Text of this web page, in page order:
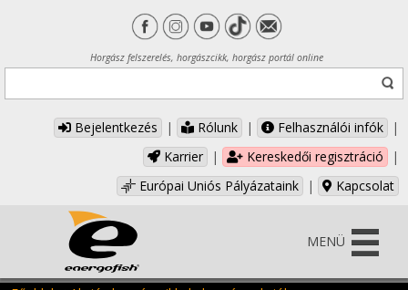
Horgász felszerelés, horgászcikk, horgász portál online
Bejelentkezés | Rólunk | Felhasználói infók
|
Karrier
| Kereskedői regisztráció
|
Európai Uniós Pályázataink
| Kapcsolat
MENÜ